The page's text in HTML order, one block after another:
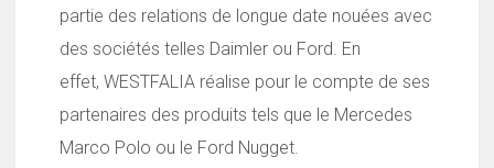
partie des relations de longue date nouées avec
des sociétés telles Daimler ou Ford. En
effet, WESTFALIA réalise pour le compte de ses
partenaires des produits tels que le Mercedes
Marco Polo ou le Ford Nugget.